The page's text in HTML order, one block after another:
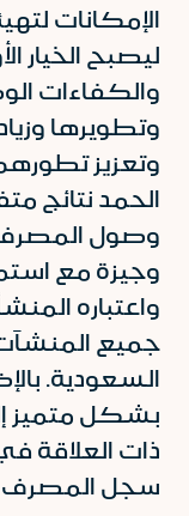
الإمكانات
ليصبح الخيار
والكفاءات
وتطويرها
وتعزيز
الحمد نتائج
وصول المصرف
وجيزة مع
واعتباره
جميع
السعودية.
بشكل متميز
ذات العلاقة
سجل المصرف